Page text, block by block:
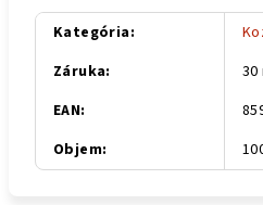
Kategória:
Záruka:
EAN:
Objem: